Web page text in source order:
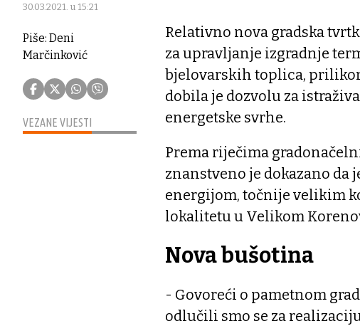
30.03.2021. u 15:21
Piše: Deni
Marčinković
VEZANE VIJESTI
Relativno nova gradska
za upravljanje izgradnje
bjelovarskih toplica,
dobila je dozvolu za
energetske svrhe.
Prema riječima
znanstveno je dokazano da
energijom, točnije velikim
lokalitetu u Velikom
Nova bušotina
- Govoreći o pametnom
odlučili smo se za